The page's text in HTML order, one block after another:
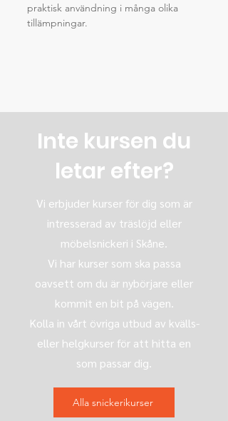
praktisk användning i många olika
tillämpningar.
Inte kursen du
letar efter?
Vi erbjuder kurser för dig som är
intresserad av träslöjd eller
möbelsnickeri i Skåne.
Vi har kurser som ska passa
oavsett om du är nybörjare eller
kommit en bit på vägen.
Kolla in vårt övriga utbud av kvälls-
eller helgkurser för att hitta en
som passar dig.
Alla snickerikurser